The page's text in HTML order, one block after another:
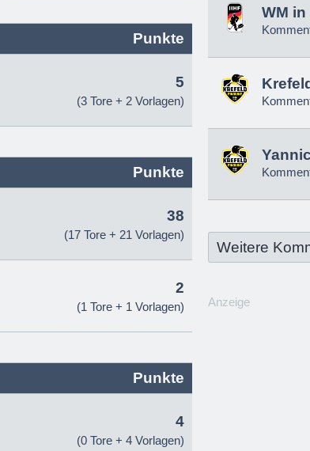
Punkte
5
(3 Tore + 2 Vorlagen)
Punkte
38
(17 Tore + 21 Vorlagen)
2
(1 Tore + 1 Vorlagen)
Punkte
4
(0 Tore + 4 Vorlagen)
WM
Weitere
Anzeige